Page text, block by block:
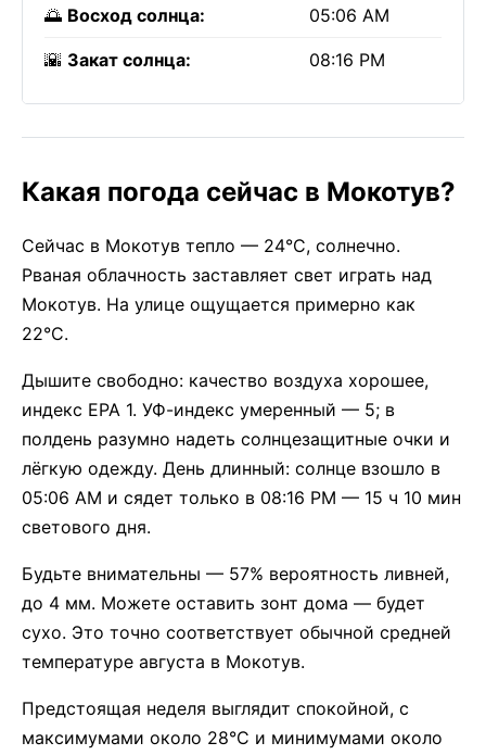
🌅 Восход солнца: 05:06 AM
🌇 Закат солнца: 08:16 PM
Какая погода сейчас в Мокотув?
Сейчас в Мокотув тепло — 24°C, солнечно.
Рваная облачность заставляет свет играть над
Мокотув. На улице ощущается примерно как
22°C.
Дышите свободно: качество воздуха хорошее,
индекс EPA 1. УФ-индекс умеренный — 5; в
полдень разумно надеть солнцезащитные очки и
лёгкую одежду. День длинный: солнце взошло в
05:06 AM и сядет только в 08:16 PM — 15 ч 10 мин
светового дня.
Будьте внимательны — 57% вероятность ливней,
до 4 мм. Можете оставить зонт дома — будет
сухо. Это точно соответствует обычной средней
температуре августа в Мокотув.
Предстоящая неделя выглядит спокойной, с
максимумами около 28°C и минимумами около